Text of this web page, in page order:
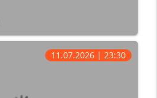
11.07.2026 | 23:30